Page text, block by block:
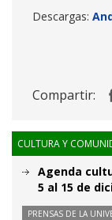
Descargas:
Compartir:
CULTURA Y
Agenda
5 al 15 de
PRENSAS DE LA